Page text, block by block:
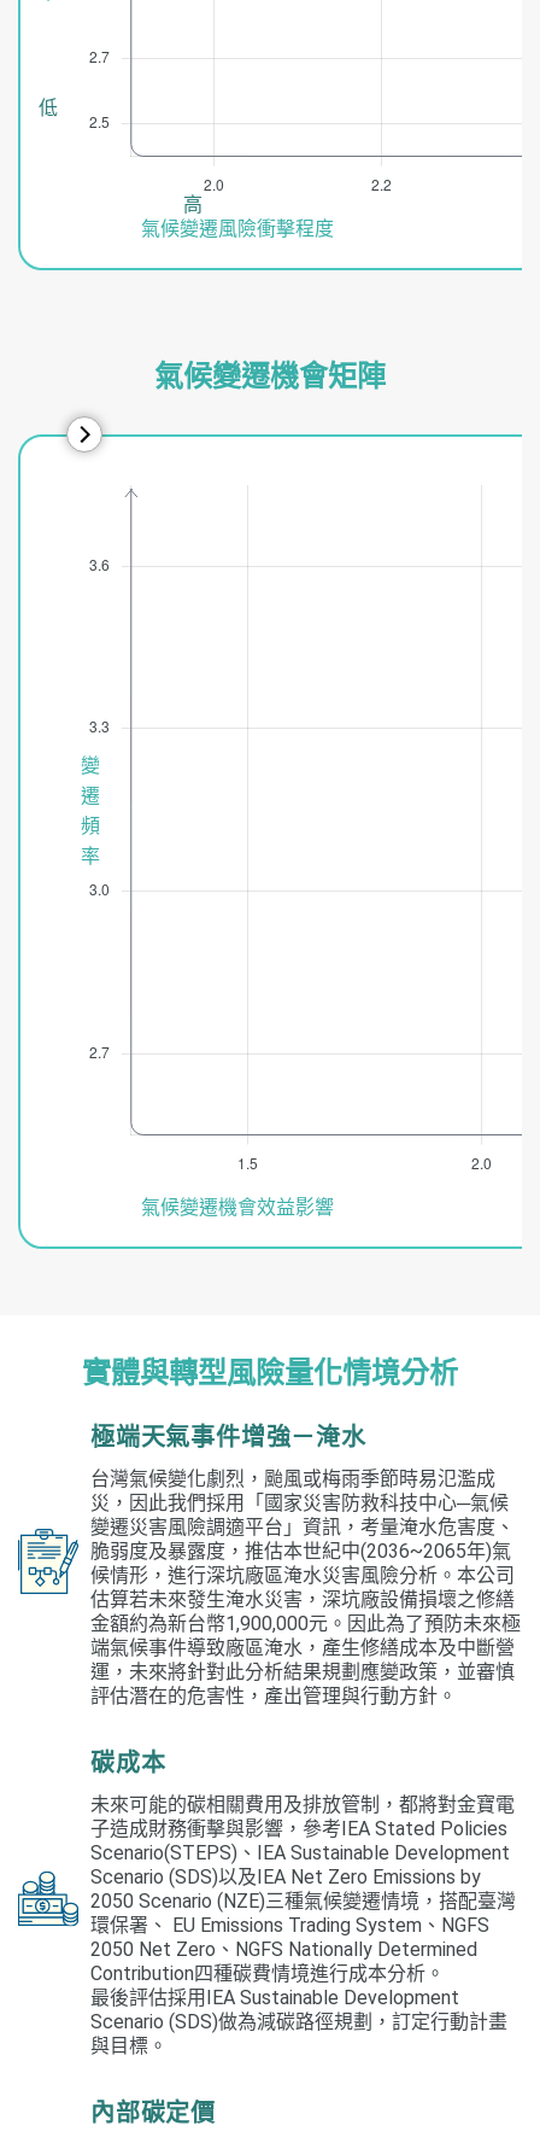
氣候變遷機會矩陣
實體與轉型風險量化情境分析
極端天氣事件增強－淹水
台灣氣候變化劇烈，颱風或梅雨季節時易氾濫成
災，因此我們採用「國家災害防救科技中心─氣候
變遷災害風險調適平台」資訊，考量淹水危害度、
脆弱度及暴露度，推估本世紀中(2036~2065年)氣
候情形，進行深坑廠區淹水災害風險分析。本公司
估算若未來發生淹水災害，深坑廠設備損壞之修繕
金額約為新台幣1,900,000元。因此為了預防未來極
端氣候事件導致廠區淹水，產生修繕成本及中斷營
運，未來將針對此分析結果規劃應變政策，並審慎
評估潛在的危害性，產出管理與行動方針。
碳成本
未來可能的碳相關費用及排放管制，都將對金寶電
子造成財務衝擊與影響，參考IEA Stated Policies
Scenario(STEPS)、IEA Sustainable Development
Scenario (SDS)以及IEA Net Zero Emissions by
2050 Scenario (NZE)三種氣候變遷情境，搭配臺灣
環保署、 EU Emissions Trading System、NGFS
2050 Net Zero、NGFS Nationally Determined
Contribution四種碳費情境進行成本分析。
最後評估採用IEA Sustainable Development
Scenario (SDS)做為減碳路徑規劃，訂定行動計畫
與目標。
內部碳定價